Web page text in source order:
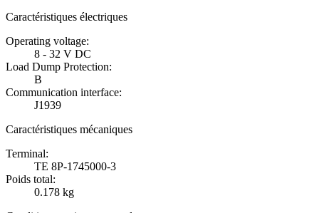
Caractéristiques électriques
Operating voltage:
8 - 32 V DC
Load Dump Protection:
B
Communication interface:
J1939
Caractéristiques mécaniques
Terminal:
TE 8P-1745000-3
Poids total:
0.178 kg